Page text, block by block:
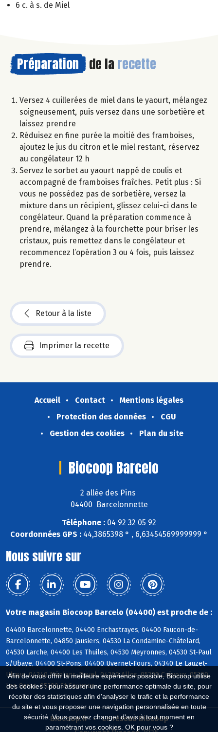
Afin de vous offrir la meilleure expérience possible, Biocoop utilise
des cookies : pour assurer une performance optimale du site, pour
récolter des statistiques afin d'analyser le trafic et la performance
du site et vous proposer une navigation personnalisée en toute
sécurité. Vous pouvez changer d'avis à tout moment en
paramétrant vos cookies. OK pour vous ?
6 c. à s. de Miel
Préparation de la recette
Versez 4 cuillerées de miel dans le yaourt, mélangez
soigneusement, puis versez dans une sorbetière et
laissez prendre
Réduisez en fine purée la moitié des framboises,
ajoutez le jus du citron et le miel restant, réservez
au congélateur 12 h
Servez le sorbet au yaourt nappé de coulis et
accompagné de framboises fraîches. Petit plus : Si
vous ne possédez pas de sorbetière, versez la
mixture dans un récipient, glissez celui-ci dans le
congélateur. Quand la préparation commence à
prendre, mélangez à la fourchette pour briser les
cristaux, puis remettez dans le congélateur et
recommencez l’opération 3 ou 4 fois, puis laissez
prendre.
Retour à la liste
Imprimer la recette
Accueil Contact
Mentions légales
Protection des données
CGU
Gestion des cookies
Plan du site
Biocoop Barcelo
2 allée des Pins
04400 Barcelonnette
Téléphone : 04 92 32 05 92
Coordonnées GPS : 44,3865398 ° , 6,63454569999999 °
Nous suivre sur
Votre magasin Biocoop Barcelo (04400) est proche de :
04400 Barcelonnette, 04400 Enchastrayes, 04400 Faucon-de-
Barcelonnette, 04850 Jausiers, 04530 La Condamine-Châtelard,
04530 Larche, 04400 Les Thuiles, 04530 Meyronnes, 04530 St-Paul
s/Ubaye, 04400 St-Pons, 04400 Uvernet-Fours, 04340 Le Lauzet-
Ubaye, 04340 Méolans-Revel, 04260 Allos, 05200 Crévoux, 05200
Les Orres, 05200 St-Sauveur
Biocoop.fr
Le réseau Biocoop